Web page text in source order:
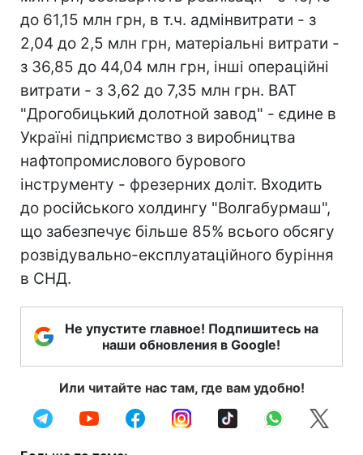
до 61,15 млн грн, в т.ч. адмінвитрати - з
2,04 до 2,5 млн грн, матеріальні витрати -
з 36,85 до 44,04 млн грн, інші операційні
витрати - з 3,62 до 7,35 млн грн. ВАТ
"Дрогобицький долотной завод" - єдине в
Україні підприємство з виробництва
нафтопромислового бурового
інструменту - фрезерних доліт. Входить
до російського холдингу "Волгабурмаш",
що забезпечує більше 85% всього обсягу
розвідувально-експлуатаційного буріння
в СНД.
Не упустите главное! Подпишитесь на
наши обновления в Google!
Или читайте нас там, где вам удобно!